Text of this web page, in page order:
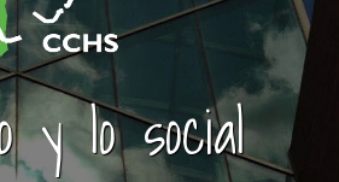
abierto
y lo social